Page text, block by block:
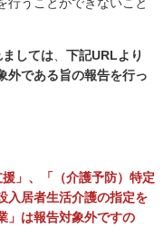
しては
下記URLより
外である旨の報告を行っ
」、「（介護予防）特定
入居者生活介護の指定を
」は報告対象外ですの